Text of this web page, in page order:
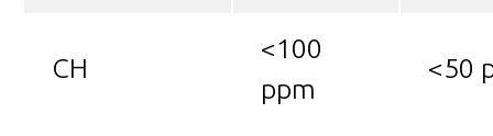
CH
<100
ppm
<50